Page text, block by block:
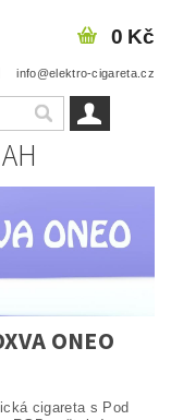
info@elektro-cigareta.cz
0 Kč
ONEO
cigareta s Pod